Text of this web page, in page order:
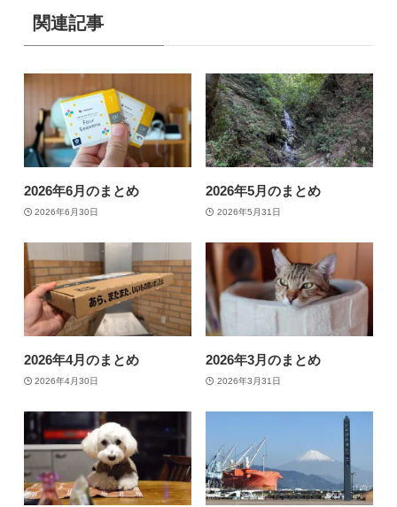
関連記事
2026年6月のまとめ
2026年6月30日
2026年5月のまとめ
2026年5月31日
2026年4月のまとめ
2026年4月30日
2026年3月のまとめ
2026年3月31日